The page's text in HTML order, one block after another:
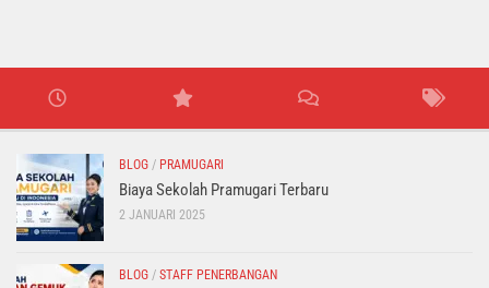
BLOG / PRAMUGARI
Biaya Sekolah Pramugari Terbaru
2 JANUARI 2025
BLOG / STAFF PENERBANGAN